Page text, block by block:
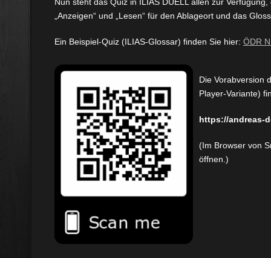
„Anzeigen“ und „Lesen“ für den Ablageort und das
Ein Beispiel-Quiz (ILIAS-Glossar) finden Sie hier: ÖDR
Die Vorabversion
Player-Variante)
https://andreas-
(Im Browser von
öffnen.)